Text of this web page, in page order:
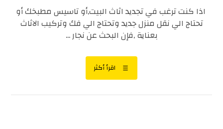
اذا كنت ترغب في تجديد اثاث البيت,أو تاسيس مطبخك أو
تحتاج الي نقل منزل جديد وتحتاج الي فك وتركيب الاثاث
بعناية ,فإن البحث عن نجار ...
اقرأ أكثر